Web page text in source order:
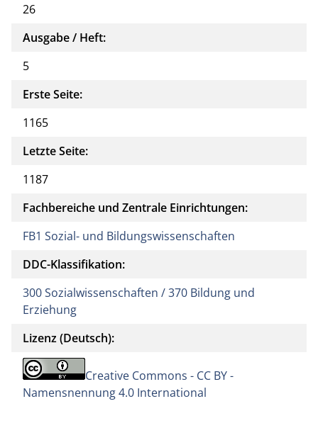
26
Ausgabe / Heft:
5
Erste Seite:
1165
Letzte Seite:
1187
Fachbereiche und Zentrale Einrichtungen:
FB1 Sozial- und Bildungswissenschaften
DDC-Klassifikation:
300 Sozialwissenschaften / 370 Bildung und
Erziehung
Lizenz (Deutsch):
Creative Commons - CC BY -
Namensnennung 4.0 International